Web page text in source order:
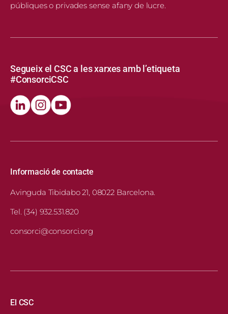
públiques o privades sense afany de lucre.
Segueix el CSC a les xarxes amb l’etiqueta
#ConsorciCSC
Informació de contacte
Avinguda Tibidabo 21, 08022 Barcelona.
Tel. (34) 932.531.820
consorci@consorci.org
Navegació principal
El CSC